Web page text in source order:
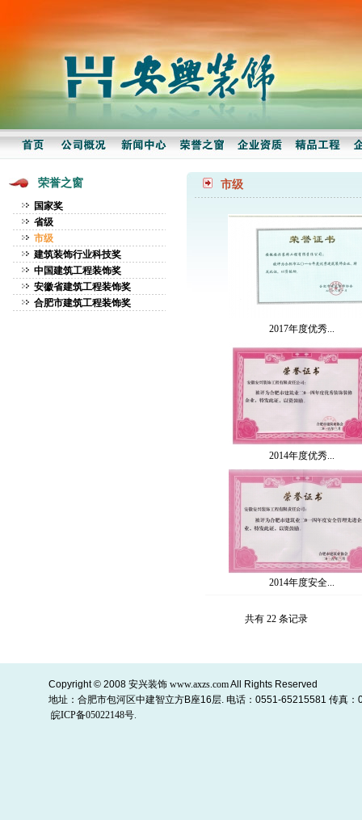
荣誉之窗
国家奖
省级
市级
建筑装饰行业科技奖
中国建筑工程装饰奖
安徽省建筑工程装饰奖
合肥市建筑工程装饰奖
市级
2017年度优秀...
2014年度优秀...
2014年度安全...
共有 22 条记录
Copyright © 2008 安兴装饰 www.axzs.comAll Rights Reserved
地址：合肥市包河区中建智立方B座16层. 电话：0551-65215581 传真
皖ICP备05022148号.